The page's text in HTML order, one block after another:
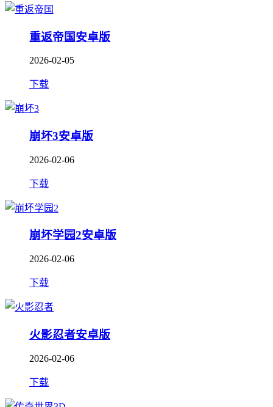
重返帝国安卓版
2026-02-05
下载
崩坏3安卓版
2026-02-06
下载
崩坏学园2安卓版
2026-02-06
下载
火影忍者安卓版
2026-02-06
下载